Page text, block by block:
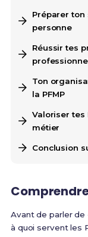
Préparer ton
personne
Réussir tes
Ton
la PFMP
Valoriser tes
métier
Conclusion
Comprendre
Avant de parler de
à quoi servent les